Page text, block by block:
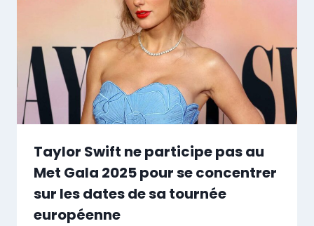
Taylor Swift ne participe pas au
Met Gala 2025 pour se concentrer
sur les dates de sa tournée
européenne